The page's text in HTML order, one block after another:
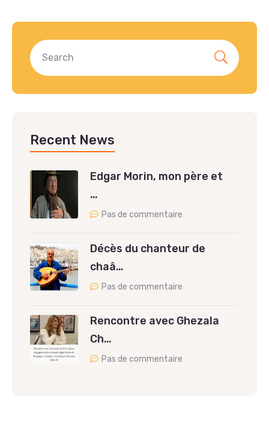
Recent News
Edgar Morin, mon père et
…
Pas de commentaire
Décès du chanteur de
chaâ…
Pas de commentaire
Rencontre avec Ghezala
Ch…
Pas de commentaire